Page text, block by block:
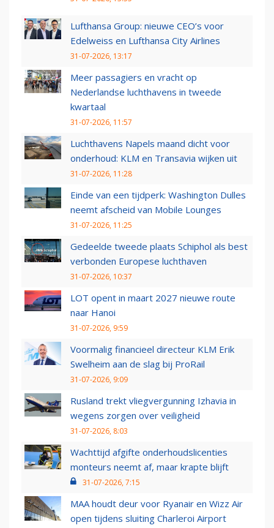
Lufthansa Group: nieuwe CEO’s voor
Edelweiss en Lufthansa City Airlines
31-07-2026, 13:17
Meer passagiers en vracht op
Nederlandse luchthavens in tweede
kwartaal
31-07-2026, 11:57
Luchthavens Napels maand dicht voor
onderhoud: KLM en Transavia wijken uit
31-07-2026, 11:28
Einde van een tijdperk: Washington Dulles
neemt afscheid van Mobile Lounges
31-07-2026, 11:25
Gedeelde tweede plaats Schiphol als best
verbonden Europese luchthaven
31-07-2026, 10:37
LOT opent in maart 2027 nieuwe route
naar Hanoi
31-07-2026, 9:59
Voormalig financieel directeur KLM Erik
Swelheim aan de slag bij ProRail
31-07-2026, 9:09
Rusland trekt vliegvergunning Izhavia in
wegens zorgen over veiligheid
31-07-2026, 8:03
Wachttijd afgifte onderhoudslicenties
monteurs neemt af, maar krapte blijft
31-07-2026, 7:15
MAA houdt deur voor Ryanair en Wizz Air
open tijdens sluiting Charleroi Airport